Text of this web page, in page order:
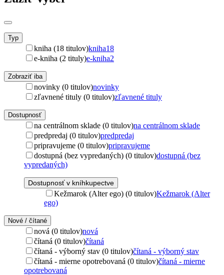
Typ
kniha (18 titulov)kniha18
e-kniha (2 tituly)e-kniha2
Zobraziť iba
novinky (0 titulov)novinky
zľavnené tituly (0 titulov)zľavnené tituly
Dostupnosť
na centrálnom sklade (0 titulov)na centrálnom sklade
predpredaj (0 titulov)predpredaj
pripravujeme (0 titulov)pripravujeme
dostupná (bez vypredaných) (0 titulov)dostupná (bez
vypredaných)
Dostupnosť v kníhkupectve
Kežmarok (Alter ego) (0 titulov)Kežmarok (Alter
ego)
Nové / čítané
nová (0 titulov)nová
čítaná (0 titulov)čítaná
čítaná - výborný stav (0 titulov)čítaná - výborný stav
čítaná - mierne opotrebovaná (0 titulov)čítaná - mierne
opotrebovaná